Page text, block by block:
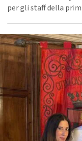
per gli staff della